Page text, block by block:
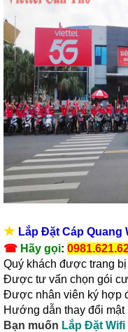
★ Lắp Đặt Cáp Quang
☎ Hãy gọi:
Quý khách được trang
Được tư vấn chọn gói
Được nhân viên ký hợp
Hướng dẫn thay đổi mật
Bạn muốn Lắp Đặt